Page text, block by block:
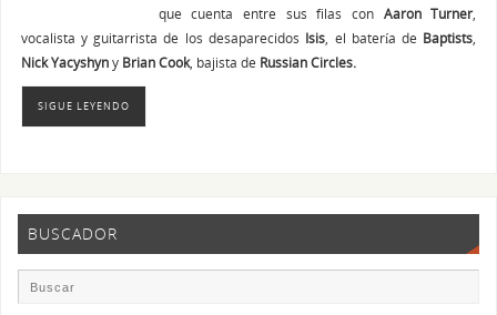
que cuenta entre sus filas con Aaron Turner,
vocalista y guitarrista de los desaparecidos Isis, el batería de Baptists,
NickYacyshyny Brian Cook, bajista de Russian Circles.
SIGUE LEYENDO
BUSCADOR